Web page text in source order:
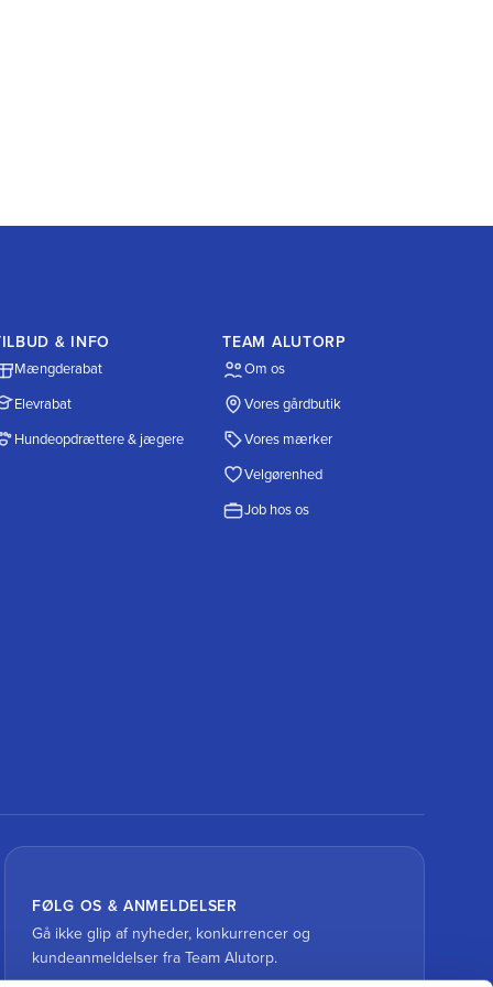
& INFO
Mængderabat
Elevrabat
Hundeopdrættere & jægere
TEAM ALUTORP
Om os
Vores gårdbutik
Vores mærker
Velgørenhed
Job hos os
FØLG OS & ANMELDELSER
Gå ikke glip af nyheder, konkurrencer og
kundeanmeldelser fra Team Alutorp.